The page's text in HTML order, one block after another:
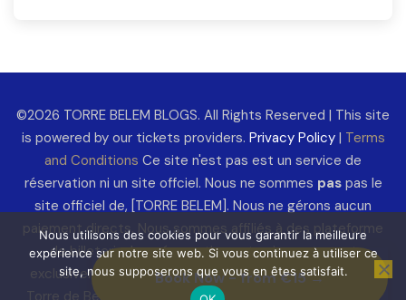
Book Now - from €15 →
©2026 TORRE BELEM BLOGS. All Rights Reserved | This site
is powered by our tickets providers. Privacy Policy| Terms
and Conditions Ce site n'est pas est un service de
réservation ni un site offciel. Nous ne sommes paspas le
site officiel de, [TORRE BELEM]. Nous ne gérons aucun
paiement directs. Nous sommes affiliés à des plateforme
de billeterie. Les réservations et paiements sont
exclusivement traités par nos partenaires agréés par la
Torre de Belém comme
Tiqets . ou encore GetYourGuide
Nous utilisons des cookies pour vous garantir la meilleure
expérience sur notre site web. Si vous continuez à utiliser ce
site, nous supposerons que vous en êtes satisfait.